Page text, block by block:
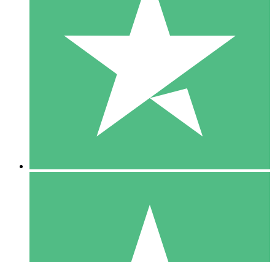
Individuelle Credit-Pakete
Zahlen Sie nach Bedarf mit Download-Credits. Keine
monatliche Verpflichtung erforderlich.
10 00
10 Downloads
20 00